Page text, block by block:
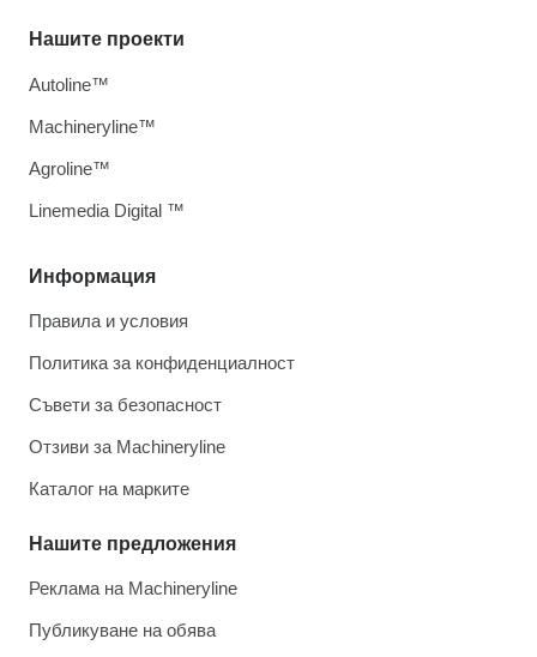
Информация
Правила и условия
Политика за конфиденциалност
Съвети за безопасност
Отзиви за Machineryline
Каталог на марките
Нашите предложения
Реклама на Machineryline
Публикуване на обява
Нашите проекти
Autoline™
Machineryline™
Agroline™
Linemedia Digital ™